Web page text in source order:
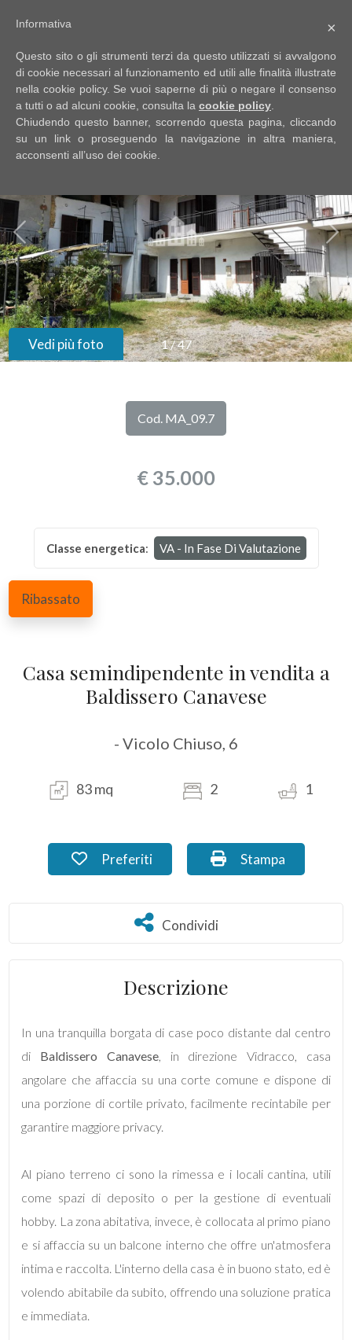
1/47
Vedi più foto
Cod. MA_09.7
€ 35.000
Classe energetica: VA - In Fase Di Valutazione
Ribassato
Casa semindipendente in vendita a
Baldissero Canavese
- Vicolo Chiuso, 6
83 mq 2 1
Preferiti: Cod. MA_09.7
Preferiti Stampa: Cod.
Stampa
Condividi
Condividi
Descrizione
In una tranquilla borgata di case poco distante dal centro
di Baldissero Canavese, in direzione Vidracco, casa
angolare che affaccia su una corte comune e dispone di
una porzione di cortile privato, facilmente recintabile per
garantire maggiore privacy.
Al piano terreno ci sono la rimessa e i locali cantina, utili
come spazi di deposito o per la gestione di eventuali
hobby. La zona abitativa, invece, è collocata al primo piano
e si affaccia su un balcone interno che offre un'atmosfera
intima e raccolta. L'interno della casa è in buono stato, ed è
volendo abitabile da subito, offrendo una soluzione pratica
e immediata.
EN
HOME
SIAMO
IMMOBILI
SERVIZI
DICONO
CONTATTI
Contratto
Qualsiasi
Vendita
Affitto
Scegli
dove
cercare
Residenziali
Industriali
Totale
mq
Locali
minimi
Qualsiasi
1
×
Informativa
Questo sito o gli strumenti terzi da questo utilizzati si avvalgono
di cookie necessari al funzionamento ed utili alle finalità illustrate
nella cookie policy. Se vuoi saperne di più o negare il consenso
a tutti o ad alcuni cookie, consulta la cookie policy
Chiudendo questo banner, scorrendo questa pagina, cliccando
su un link o proseguendo la navigazione in altra maniera,
acconsenti all’uso dei cookie.